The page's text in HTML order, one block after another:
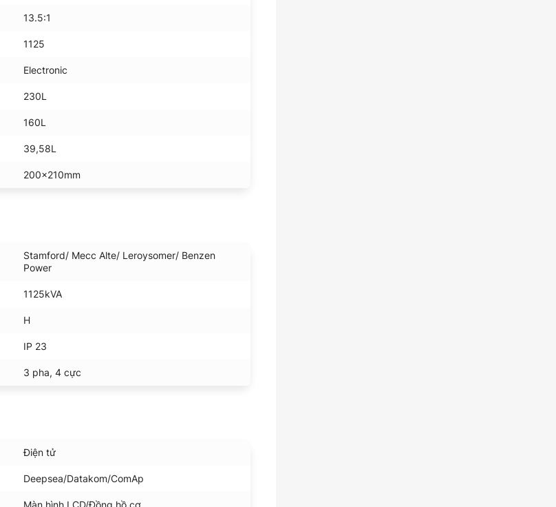
13.5:1
1125
Electronic
230L
160L
39,58L
200x210mm
Stamford/ Mecc Alte/ Leroysomer/ Benzen
Power
1125kVA
H
IP 23
3 pha, 4 cực
Điện tử
Deepsea/Datakom/ComAp
Màn hình LCD/Đồng hồ cơ